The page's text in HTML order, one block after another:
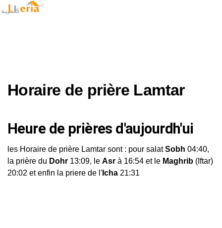
Horaire de prière Lamtar
Heure de prières d'aujourdh'ui
les Horaire de prière Lamtar sont : pour salatSobh 04:40,
la prière du Dohr 13:09, le Asr à 16:54 et le Maghrib (Iftar)
20:02 et enfin la priere de l' Icha 21:31